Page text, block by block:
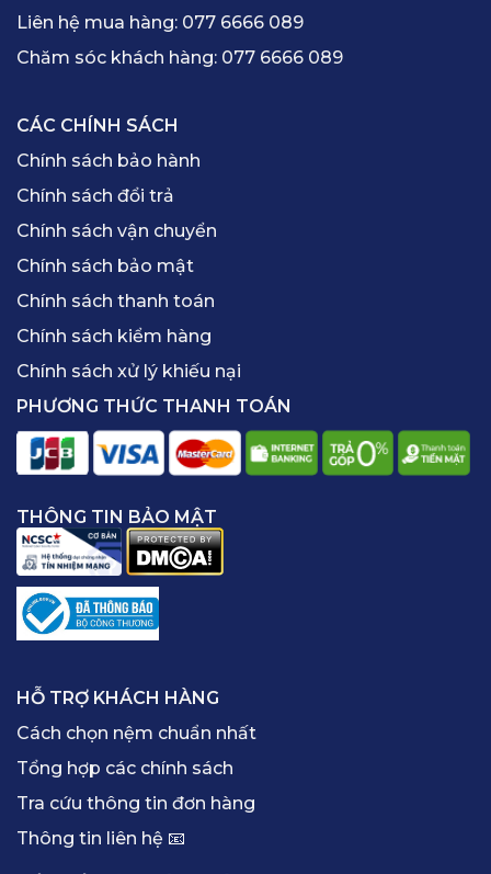
Liên hệ mua hàng: 077 6666 089
Chăm sóc khách hàng: 077 6666 089
CÁC CHÍNH SÁCH
Chính sách bảo hành
Chính sách đổi trả
Chính sách vận chuyển
Chính sách bảo mật
Chính sách thanh toán
Chính sách kiểm hàng
Chính sách xử lý khiếu nại
PHƯƠNG THỨC THANH TOÁN
THÔNG TIN BẢO MẬT
HỖ TRỢ KHÁCH HÀNG
Cách chọn nệm chuẩn nhất
Tổng hợp các chính sách
Tra cứu thông tin đơn hàng
Thông tin liên hệ 📧